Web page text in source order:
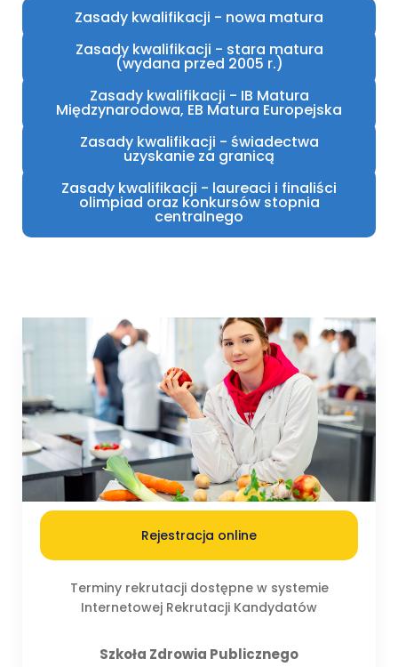
Zasady kwalifikacji - nowa matura
Zasady kwalifikacji - stara matura
(wydana przed 2005 r.)
Zasady kwalifikacji - IB Matura
Międzynarodowa, EB Matura Europejska
Zasady kwalifikacji - świadectwa
uzyskanie za granicą
Zasady kwalifikacji - laureaci i finaliści
olimpiad oraz konkursów stopnia
centralnego
Rejestracja online
Terminy rekrutacji dostępne w systemie
Internetowej Rekrutacji Kandydatów
Szkoła Zdrowia Publicznego